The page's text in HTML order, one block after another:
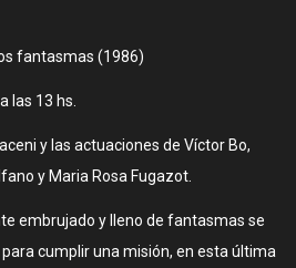
fantasmas (1986)
las 13 hs.
y las actuaciones de Víctor Bo,
y Maria Rosa Fugazot.
embrujado y lleno de fantasmas se
cumplir una misión, en esta última